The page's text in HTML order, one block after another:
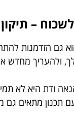
–
גם הזדמנות
ולהעריך מחדש
ודת היא לא
תכנון מתאים גם